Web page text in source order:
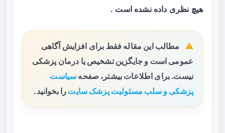
هیچ نظری داده نشده است .
مطالب این مقاله فقط برای افزایش آگاهی
عمومی است و جایگزین تشخیص یا درمان پزشکی
نیست. برای اطلاعات بیشتر، صفحه سیاست
پزشکی و سلب مسئولیت پزشک سایت را بخوانید.